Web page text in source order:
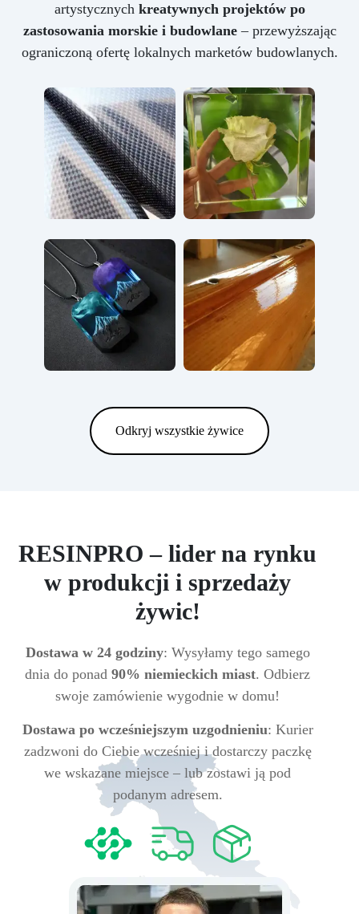
artystycznych kreatywnych projektów po
zastosowania morskie i budowlane– przewyższając
ograniczoną ofertę lokalnych marketów budowlanych.
Odkryj wszystkie żywice
RESINPRO – lider na rynku
w produkcji i sprzedaży
żywic!
Dostawa w 24 godziny: Wysyłamy tego samego
dnia do ponad 90% niemieckich miast. Odbierz
swoje zamówienie wygodnie w domu!
Dostawa po wcześniejszym uzgodnieniu: Kurier
zadzwoni do Ciebie wcześniej i dostarczy paczkę
we wskazane miejsce – lub zostawi ją pod
podanym adresem.